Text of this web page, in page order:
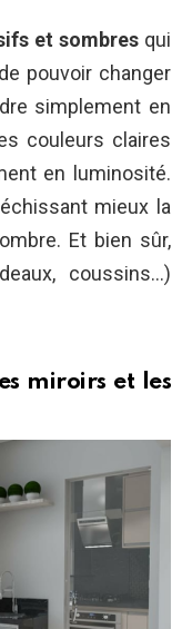
et sombres qui
pouvoir changer
simplement en
couleurs claires
en luminosité.
mieux la
Et bien sûr,
coussins…)
miroirs et les